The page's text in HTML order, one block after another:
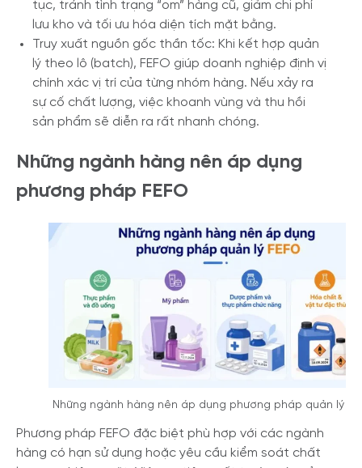
tục, tránh tình trạng “om” hàng cũ, giảm chi phí
lưu kho và tối ưu hóa diện tích mặt bằng.
Truy xuất nguồn gốc thần tốc: Khi kết hợp quản
lý theo lô (batch), FEFO giúp doanh nghiệp định vị
chính xác vị trí của từng nhóm hàng. Nếu xảy ra
sự cố chất lượng, việc khoanh vùng và thu hồi
sản phẩm sẽ diễn ra rất nhanh chóng.
Những ngành hàng nên áp dụng
phương pháp FEFO
Những ngành hàng nên áp dụng phương pháp quản lý
Phương pháp FEFO đặc biệt phù hợp với các ngành
hàng có hạn sử dụng hoặc yêu cầu kiểm soát chất